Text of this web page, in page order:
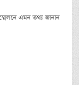
এমন তথ্য জানান